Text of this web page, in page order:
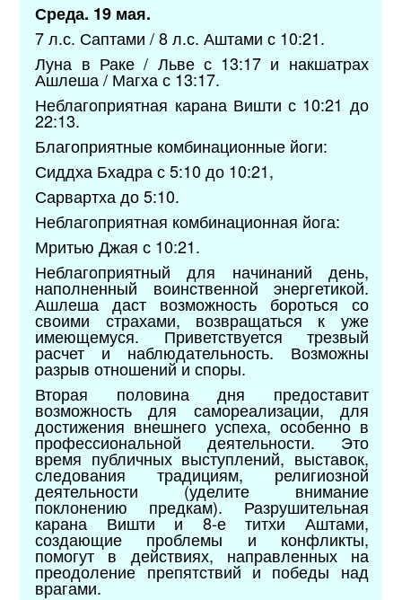
Среда. 19 мая.
7 л.с. Саптами / 8 л.с. Аштами с 10:21.
Луна в Раке / Льве с 13:17 и накшатрах
Ашлеша / Магха с 13:17.
Неблагоприятная карана Вишти с 10:21 до
22:13.
Благоприятные комбинационные йоги:
Сиддха Бхадра с 5:10 до 10:21,
Сарвартха до 5:10.
Неблагоприятная комбинационная йога:
Мритью Джая с 10:21.
Неблагоприятный для начинаний день,
наполненный воинственной энергетикой.
Ашлеша даст возможность бороться со
своими страхами, возвращаться к уже
имеющемуся. Приветствуется трезвый
расчет и наблюдательность. Возможны
разрыв отношений и споры.
Вторая половина дня предоставит
возможность для самореализации, для
достижения внешнего успеха, особенно в
профессиональной деятельности. Это
время публичных выступлений, выставок,
следования традициям, религиозной
деятельности (уделите внимание
поклонению предкам). Разрушительная
карана Вишти и 8-е титхи Аштами,
создающие проблемы и конфликты,
помогут в действиях, направленных на
преодоление препятствий и победы над
врагами.